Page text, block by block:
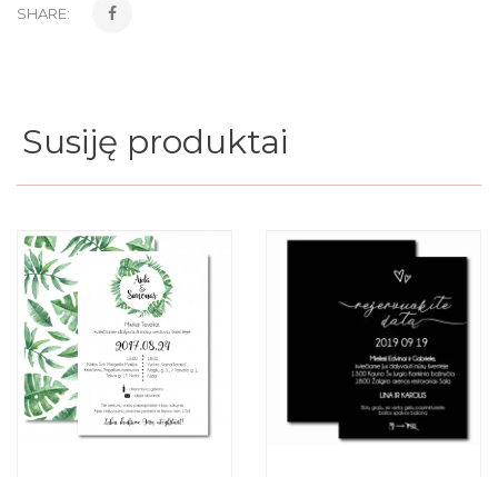
SHARE:
Susiję produktai